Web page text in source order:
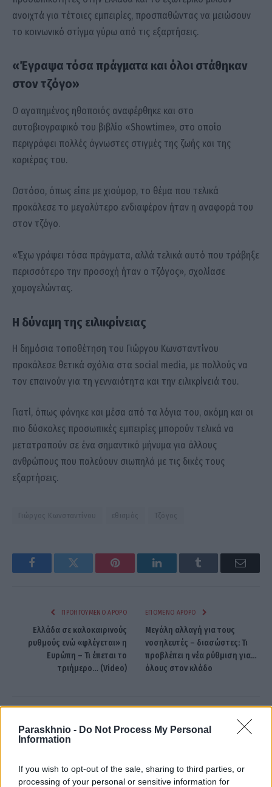
Paraskhnio - Do Not Process My Personal
Information
If you wish to opt-out of the sale, sharing to third parties, or
processing of your personal or sensitive information for
ανοιχτά για τέτοιες εμπειρίες, προσπαθώντας να μειώσουν
το κοινωνικό στίγμα γύρω από τις εξαρτήσεις.
«Έγραψα τόσα πράγματα και όλοι στάθηκαν
στον τζόγο»
Ο αγαπημένος ηθοποιός αναφέρθηκε και στο
αυτοβιογραφικό του βιβλίο «Showtime», στο οποίο
περιγράφει πολλές άγνωστες στιγμές της ζωής και της
καριέρας του.
Ωστόσο, όπως είπε με χιούμορ, το θέμα που τελικά
προκάλεσε το μεγαλύτερο ενδιαφέρον ήταν η αναφορά του
στον τζόγο.
«Έχω γράψει τόσα πράγματα, αλλά τελικά αυτό που τράβηξε
περισσότερο την προσοχή ήταν ο τζόγος», σχολίασε
χαμογελώντας.
Η δύναμη της ειλικρίνειας
Η δημόσια τοποθέτηση του Γιώργου Κωνσταντίνου
προκάλεσε θετικά σχόλια στα social media, με πολλούς να
τον επαινούν για τη γενναιότητα και την ειλικρίνειά του.
Γιατί, όπως φάνηκε και μέσα από τα λόγια του, ακόμη και οι
πιο δύσκολες προσωπικές εμπειρίες μπορούν τελικά να
μετατραπούν σε ένα σημαντικό μήνυμα για άλλους
ανθρώπους που παλεύουν σιωπηλά με τις δικές τους
εξαρτήσεις.
Γιώργος Κωνσταντίνου εθισμός Τζόγος
FacebookTwitter Pinterest LinkedInTumblr Email
ΠΡΟΗΓΟΎΜΕΝΟ ΆΡΘΡΟ
Ελλάδα σε καλοκαιρινούς
ρυθμούς ενώ «φλέγεται» η
Ευρώπη – Τι έπεται το
τριήμερο… (Video)
ΕΠΌΜΕΝΟ ΆΡΘΡΟ
Μεγάλη αλλαγή για τους
νοσηλευτές – διασώστες: Τι
προβλέπει η νέα ρύθμιση για…
όλους στον κλάδο
dkatsamadou